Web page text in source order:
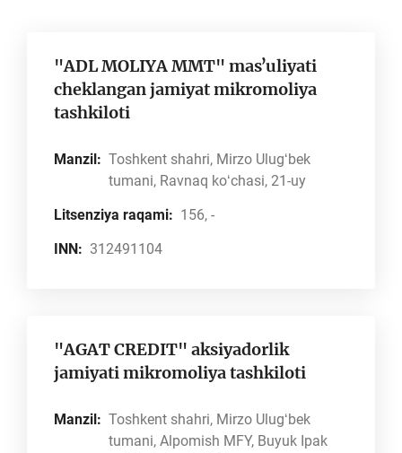
"ADL MOLIYA MMT" masʼuliyati
cheklangan jamiyat mikromoliya
tashkiloti
Manzil: Toshkent shahri, Mirzo Ulugʻbek
tumani, Ravnaq koʻchasi, 21-uy
Litsenziya raqami: 156, -
INN: 312491104
"AGAT CREDIT" aksiyadorlik
jamiyati mikromoliya tashkiloti
Manzil: Toshkent shahri, Mirzo Ulugʻbek
tumani, Alpomish MFY, Buyuk Ipak